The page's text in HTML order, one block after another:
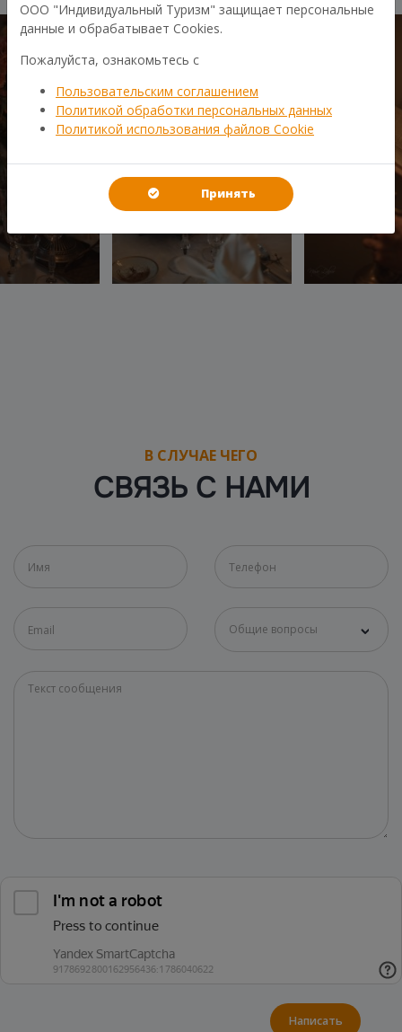
В СЛУЧАЕ ЧЕГО
СВЯЗЬ С НАМИ
Общие вопросы
Написать
ООО "Индивидуальный Туризм" защищает персональные
данные и обрабатывает Cookies.
Пожалуйста, ознакомьтесь с
Пользовательским соглашением
Политикой обработки персональных данных
Политикой использования файлов Cookie
Принять